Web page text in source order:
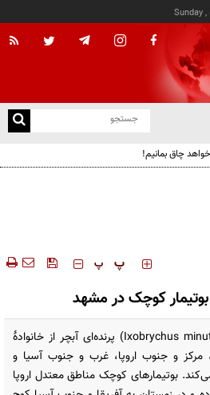
Sunday ,
چاق بمانیم!
‍‍‍ پ پ
بوتیمار کوچک در مشهد
بوتیمار کوچک (نام علمی: Ixobrychus minutus) پرنده‌ای آبچر از خانوادهٔ
مرکز و جنوب اروپا، غرب و جنوب آسیا و
بوتیمارهای کوچک مناطق معتدل اروپا